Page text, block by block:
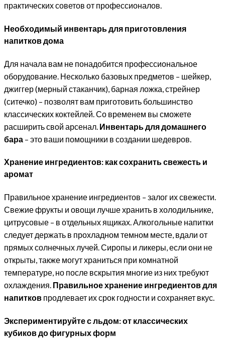
практических советов от профессионалов.
Необходимый инвентарь для приготовления
напитков дома
Для начала вам не понадобится профессиональное
оборудование. Несколько базовых предметов – шейкер,
джиггер (мерный стаканчик), барная ложка, стрейнер
(ситечко) – позволят вам приготовить большинство
классических коктейлей. Со временем вы сможете
расширить свой арсенал. Инвентарь для домашнего
бара – это ваши помощники в создании шедевров.
Хранение ингредиентов: как сохранить свежесть и
аромат
Правильное хранение ингредиентов – залог их свежести.
Свежие фрукты и овощи лучше хранить в холодильнике,
цитрусовые – в отдельных ящиках. Алкогольные напитки
следует держать в прохладном темном месте, вдали от
прямых солнечных лучей. Сиропы и ликеры, если они не
открыты, также могут храниться при комнатной
температуре, но после вскрытия многие из них требуют
охлаждения. Правильное хранение ингредиентов для
напитков продлевает их срок годности и сохраняет вкус.
Экспериментируйте с льдом: от классических
кубиков до фигурных форм